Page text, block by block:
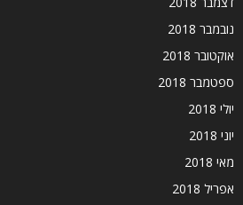
נובמבר 2018
אוקטובר 2018
ספטמבר 2018
יולי 2018
יוני 2018
מאי 2018
אפריל 2018